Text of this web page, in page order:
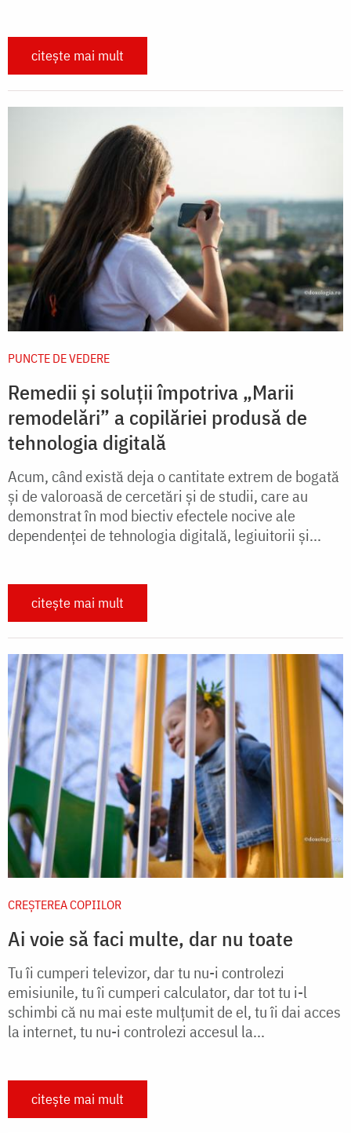
citește mai mult
PUNCTE DE VEDERE
Remedii și soluții împotriva „Marii
remodelări” a copilăriei produsă de
tehnologia digitală
Acum, când există deja o cantitate extrem de bogată
și de valoroasă de cercetări și de studii, care au
demonstrat în mod biectiv efectele nocive ale
dependenței de tehnologia digitală, legiuitorii și...
citește mai mult
CREŞTEREA COPIILOR
Ai voie să faci multe, dar nu toate
Tu îi cumperi televizor, dar tu nu-i controlezi
emisiunile, tu îi cumperi calculator, dar tot tu i-l
schimbi că nu mai este mulţumit de el, tu îi dai acces
la internet, tu nu-i controlezi accesul la...
citește mai mult